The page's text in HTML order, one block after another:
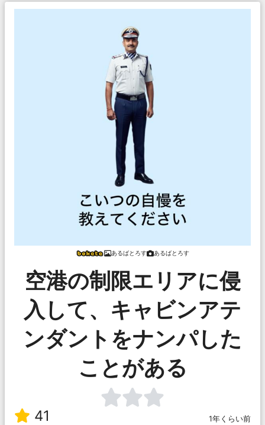
あるばとろす あるばとろす
空港の制限エリアに侵
入して、キャビンアテ
ンダントをナンパした
ことがある
41
1年くらい前